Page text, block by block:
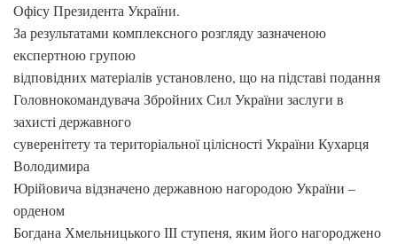
Офісу Президента України.
За результатами комплексного розгляду зазначеною
експертною групою
відповідних матеріалів установлено, що на підставі подання
Головнокомандувача Збройних Сил України заслуги в
захисті державного
суверенітету та територіальної цілісності України Кухарця
Володимира
Юрійовича відзначено державною нагородою України –
орденом
Богдана Хмельницького ІІІ ступеня, яким його нагороджено